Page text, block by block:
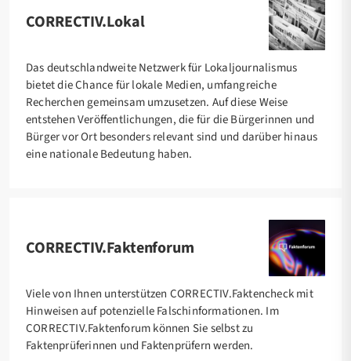
CORRECTIV.Lokal
Das deutschlandweite Netzwerk für Lokaljournalismus
bietet die Chance für lokale Medien, umfangreiche
Recherchen gemeinsam umzusetzen. Auf diese Weise
entstehen Veröffentlichungen, die für die Bürgerinnen und
Bürger vor Ort besonders relevant sind und darüber hinaus
eine nationale Bedeutung haben.
CORRECTIV.Faktenforum
Viele von Ihnen unterstützen CORRECTIV.Faktencheck mit
Hinweisen auf potenzielle Falschinformationen. Im
CORRECTIV.Faktenforum können Sie selbst zu
Faktenprüferinnen und Faktenprüfern werden.